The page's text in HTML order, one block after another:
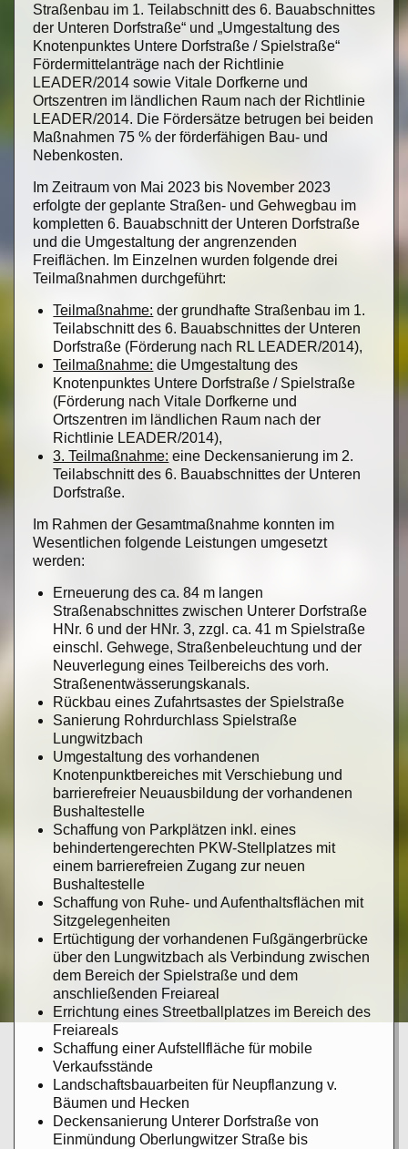
Straßenbau im 1. Teilabschnitt des 6. Bauabschnittes
der Unteren Dorfstraße“ und „Umgestaltung des
Knotenpunktes Untere Dorfstraße / Spielstraße“
Fördermittelanträge nach der Richtlinie
LEADER/2014 sowie Vitale Dorfkerne und
Ortszentren im ländlichen Raum nach der Richtlinie
LEADER/2014. Die Fördersätze betrugen bei beiden
Maßnahmen 75 % der förderfähigen Bau- und
Nebenkosten.
Im Zeitraum von Mai 2023 bis November 2023
erfolgte der geplante Straßen- und Gehwegbau im
kompletten 6. Bauabschnitt der Unteren Dorfstraße
und die Umgestaltung der angrenzenden
Freiflächen. Im Einzelnen wurden folgende drei
Teilmaßnahmen durchgeführt:
Teilmaßnahme: der grundhafte Straßenbau im 1.
Teilabschnitt des 6. Bauabschnittes der Unteren
Dorfstraße (Förderung nach RL LEADER/2014),
Teilmaßnahme: die Umgestaltung des
Knotenpunktes Untere Dorfstraße / Spielstraße
(Förderung nach Vitale Dorfkerne und
Ortszentren im ländlichen Raum nach der
Richtlinie LEADER/2014),
3. Teilmaßnahme: eine Deckensanierung im 2.
Teilabschnitt des 6. Bauabschnittes der Unteren
Dorfstraße.
Im Rahmen der Gesamtmaßnahme konnten im
Wesentlichen folgende Leistungen umgesetzt
werden:
Erneuerung des ca. 84 m langen
Straßenabschnittes zwischen Unterer Dorfstraße
HNr. 6 und der HNr. 3, zzgl. ca. 41 m Spielstraße
einschl. Gehwege, Straßenbeleuchtung und der
Neuverlegung eines Teilbereichs des vorh.
Straßenentwässerungskanals.
Rückbau eines Zufahrtsastes der Spielstraße
Sanierung Rohrdurchlass Spielstraße
Lungwitzbach
Umgestaltung des vorhandenen
Knotenpunktbereiches mit Verschiebung und
barrierefreier Neuausbildung der vorhandenen
Bushaltestelle
Schaffung von Parkplätzen inkl. eines
behindertengerechten PKW-Stellplatzes mit
einem barrierefreien Zugang zur neuen
Bushaltestelle
Schaffung von Ruhe- und Aufenthaltsflächen mit
Sitzgelegenheiten
Ertüchtigung der vorhandenen Fußgängerbrücke
über den Lungwitzbach als Verbindung zwischen
dem Bereich der Spielstraße und dem
anschließenden Freiareal
Errichtung eines Streetballplatzes im Bereich des
Freiareals
Schaffung einer Aufstellfläche für mobile
Verkaufsstände
Landschaftsbauarbeiten für Neupflanzung v.
Bäumen und Hecken
Deckensanierung Unterer Dorfstraße von
Einmündung Oberlungwitzer Straße bis